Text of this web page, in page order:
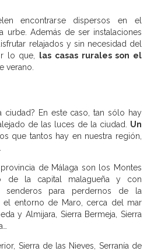
encontrarse dispersos en el
urbe. Además de ser instalaciones
relajados y sin necesidad del
lo que,
las casas rurales son el
verano.
ciudad? En este caso, tan sólo hay
de las luces de la ciudad. Un
que tantos hay en nuestra región,
de Málaga son los Montes
de la capital malagueña y con
para perdernos de la
el entorno de Maro, cerca del mar
y Almijara, Sierra Bermeja, Sierra
Sierra de las Nieves, Serranía de